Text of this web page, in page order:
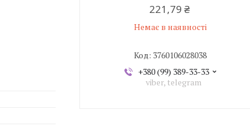
221,79 ₴
Немає в наявності
3760106028038
+380 (99) 389-33-33
viber, telegram